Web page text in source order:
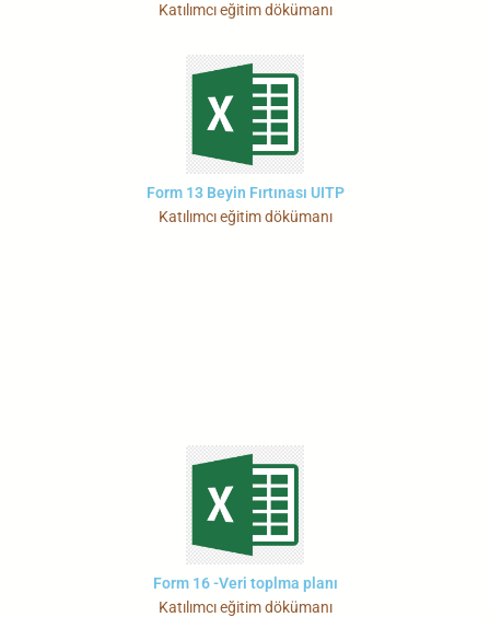
Katılımcı eğitim dökümanı
Form 13 Beyin Fırtınası UITP
Katılımcı eğitim dökümanı
Form 16 -Veri toplma planı
Katılımcı eğitim dökümanı